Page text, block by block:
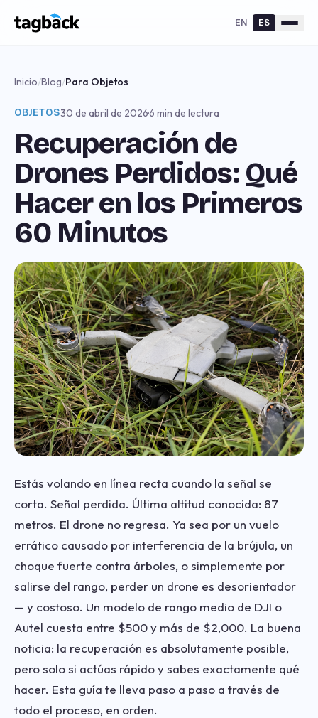
EN ES
Inicio/Blog/Para Objetos
OBJETOS·30 de abril de 2026·6 min de lectura
Recuperación de
Drones Perdidos: Qué
Hacer en los Primeros
60 Minutos
Estás volando en línea recta cuando la señal se
corta. Señal perdida. Última altitud conocida: 87
metros. El drone no regresa. Ya sea por un vuelo
errático causado por interferencia de la brújula, un
choque fuerte contra árboles, o simplemente por
salirse del rango, perder un drone es desorientador
— y costoso. Un modelo de rango medio de DJI o
Autel cuesta entre $500 y más de $2,000. La buena
noticia: la recuperación es absolutamente posible,
pero solo si actúas rápido y sabes exactamente qué
hacer. Esta guía te lleva paso a paso a través de
todo el proceso, en orden.